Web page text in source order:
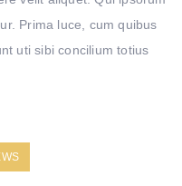
Prima luce, cum quibus
uti sibi concilium totius